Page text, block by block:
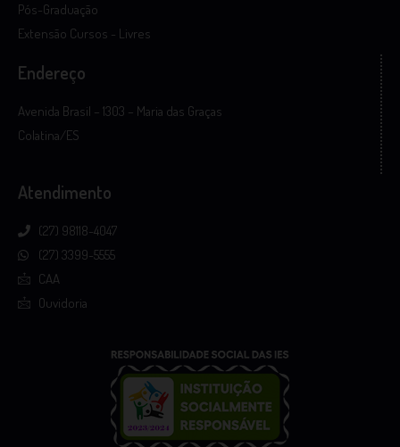
Pós-Graduação
Extensão Cursos - Livres
Endereço
Avenida Brasil – 1303 – Maria das Graças
Colatina/ES
Atendimento
(27) 98118-4047
(27) 3399-5555
CAA
Ouvidoria